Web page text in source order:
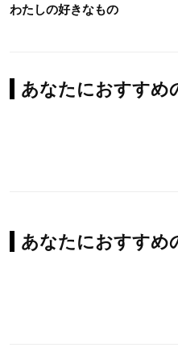
わたしの好きなもの
あなたにおすすめ
あなたにおすすめ